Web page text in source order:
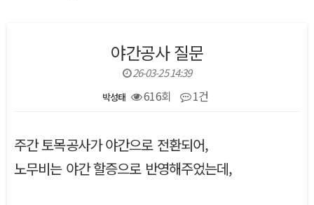
야간공사 질문
26-03-25 14:39
박성태 616회 1건
주간 토목공사가 야간으로 전환되어,
노무비는 야간 할증으로 반영해주었는데,